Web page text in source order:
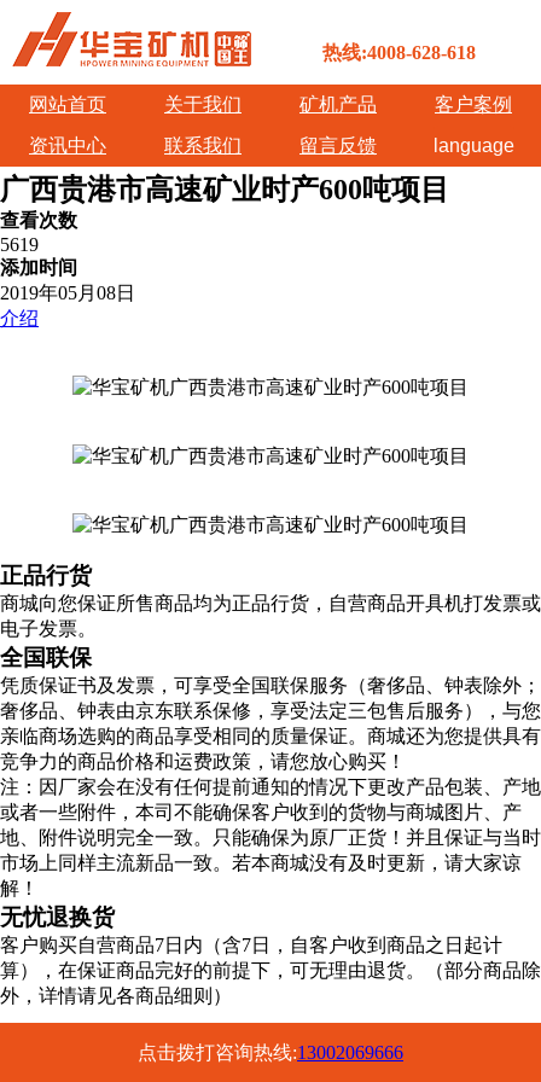
热线:4008-628-618
网站首页 关于我们 矿机产品
客户案例
资讯中心
联系我们 留言反馈 language
广西贵港市高速矿业时产600吨项目
查看次数
5619
添加时间
2019年05月08日
介绍
正品行货
商城向您保证所售商品均为正品行货，自营商品开具机打发票或
电子发票。
全国联保
凭质保证书及发票，可享受全国联保服务（奢侈品、钟表除外；
奢侈品、钟表由京东联系保修，享受法定三包售后服务），与您
亲临商场选购的商品享受相同的质量保证。商城还为您提供具有
竞争力的商品价格和运费政策，请您放心购买！
注：因厂家会在没有任何提前通知的情况下更改产品包装、产地
或者一些附件，本司不能确保客户收到的货物与商城图片、产
地、附件说明完全一致。只能确保为原厂正货！并且保证与当时
市场上同样主流新品一致。若本商城没有及时更新，请大家谅
解！
无忧退换货
客户购买自营商品7日内（含7日，自客户收到商品之日起计
算），在保证商品完好的前提下，可无理由退货。（部分商品除
外，详情请见各商品细则）
点击拨打咨询热线:13002069666